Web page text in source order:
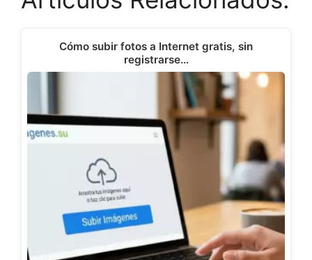
i
e
b
k
e
s
t
e
n
s
Cómo subir fotos a Internet gratis, sin
registrarse…